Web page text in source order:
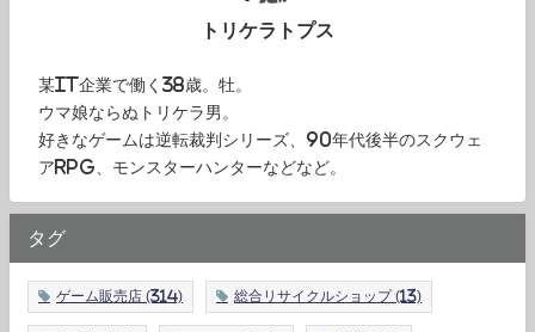
トリケラトプス
某IT企業で働く38歳。牡。
ウマ娘ならぬトリケラ男。
好きなゲームは逆転裁判シリーズ、90年代後半のスクウェ
アRPG、モンスターハンターなどなど。
タグ
ゲーム販売店 (314) 総合リサイクルショップ(13)